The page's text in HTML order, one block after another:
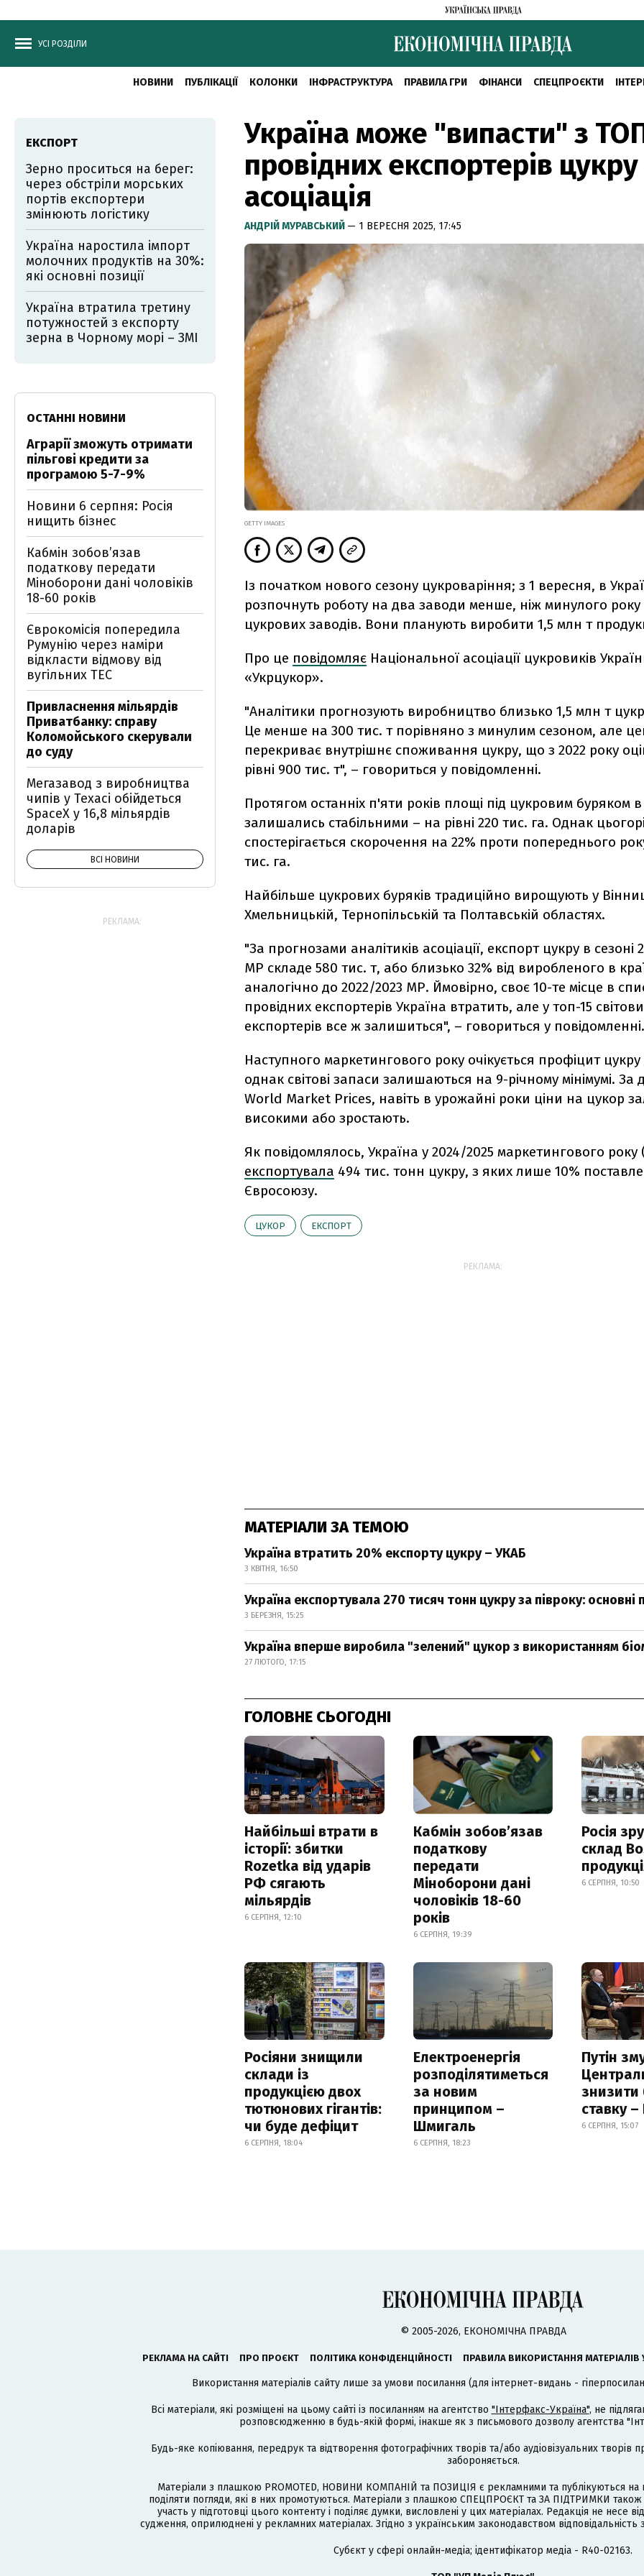
УСІ РОЗДІЛИ
НОВИНИ ПУБЛІКАЦІЇ КОЛОНКИ ІНФРАСТРУКТУРА ПРАВИЛА ГРИ ФІНАНСИ СПЕЦПРОЄКТИ
Україна може "випасти" з
провідних експортерів цукру
асоціація
АНДРІЙ МУРАВСЬКИЙ — 1 ВЕРЕСНЯ 2025, 17:45
GETTY IMAGES
Із початком нового сезону цукроваріння; з 1 вересня, в
розпочнуть роботу на два заводи менше, ніж минулого року
цукрових заводів. Вони планують виробити 1,5 млн т
Про це повідомляє Національної асоціації цукровиків
«Укрцукор».
"Аналітики прогнозують виробництво близько 1,5 млн т
Це менше на 300 тис. т порівняно з минулим сезоном, але
перекриває внутрішнє споживання цукру, що з 2022 року
рівні 900 тис. т", – говориться у повідомленні.
Протягом останніх п'яти років площі під цукровим буряком в
залишались стабільними – на рівні 220 тис. га. Однак
спостерігається скорочення на 22% проти попереднього
тис. га.
Найбільше цукрових буряків традиційно вирощують у
Хмельницькій, Тернопільській та Полтавській областях.
"За прогнозами аналітиків асоціації, експорт цукру в сезоні
МР складе 580 тис. т, або близько 32% від виробленого в
аналогічно до 2022/2023 МР. Ймовірно, своє 10-те місце в
провідних експортерів Україна втратить, але у топ-15
експортерів все ж залишиться", – говориться у повідомленні.
Наступного маркетингового року очікується профіцит
однак світові запаси залишаються на 9-річному мінімумі. За
World Market Prices, навіть в урожайні роки ціни на цукор
високими або зростають.
Як повідомлялось, Україна у 2024/2025 маркетингового
експортувала 494 тис. тонн цукру, з яких лише 10%
Євросоюзу.
ЦУКОР ЕКСПОРТ
РЕКЛАМА:
МАТЕРІАЛИ ЗА ТЕМОЮ
Україна втратить 20% експорту цукру – УКАБ
3 КВІТНЯ, 16:50
Україна експортувала 270 тисяч тонн цукру за півроку: основні
3 БЕРЕЗНЯ, 15:25
Україна вперше виробила "зелений" цукор з використанням
27 ЛЮТОГО, 17:15
ГОЛОВНЕ СЬОГОДНІ
Найбільші втрати в
історії: збитки
Rozetka від ударів
РФ сягають
мільярдів
6 СЕРПНЯ, 12:10
Кабмін зобовʼязав
податкову
передати
Міноборони дані
чоловіків 18-60
років
6 СЕРПНЯ, 19:39
Росія
склад
6 СЕРПНЯ, 10:50
Росіяни знищили
склади із
продукцією двох
тютюнових гігантів:
чи буде дефіцит
6 СЕРПНЯ, 18:04
Електроенергія
розподілятиметься
за новим
принципом –
Шмигаль
6 СЕРПНЯ, 18:23
Путін
знизити
ставку
6 СЕРПНЯ, 15:07
ЕКСПОРТ
Зерно проситься на берег:
через обстріли морських
портів експортери
змінюють логістику
Україна наростила імпорт
молочних продуктів на 30%:
які основні позиції
Україна втратила третину
потужностей з експорту
зерна в Чорному морі – ЗМІ
ОСТАННІ НОВИНИ
Аграрії зможуть отримати
пільгові кредити за
програмою 5-7-9%
Новини 6 серпня: Росія
нищить бізнес
Кабмін зобовʼязав
податкову передати
Міноборони дані чоловіків
18-60 років
Єврокомісія попередила
Румунію через наміри
відкласти відмову від
вугільних ТЕС
Привласнення мільярдів
Приватбанку: справу
Коломойського скерували
до суду
Мегазавод з виробництва
чипів у Техасі обійдеться
SpaceX у 16,8 мільярдів
доларів
ВСІ НОВИНИ
РЕКЛАМА:
© 2005-2026, ЕКОНОМІЧНА ПРАВДА
РЕКЛАМА НА САЙТІ ПРО ПРОЄКТ ПОЛІТИКА КОНФІДЕНЦІЙНОСТІ ПРАВИЛА ВИКОРИСТАННЯ МАТЕРІАЛІВ
Використання матеріалів сайту лише за умови посилання (для інтернет-видань -
Всі матеріали, які розміщені на цьому сайті із посиланням на агентство "Інтерфакс-Україна", не
розповсюдженню в будь-якій формі, інакше як з письмового дозволу агентства
Будь-яке копіювання, передрук та відтворення фотографічних творів та/або аудіовізуальних
забороняється.
Матеріали з плашкою PROMOTED, НОВИНИ КОМПАНІЙ та ПОЗИЦІЯ є рекламними та публікуються на
поділяти погляди, які в них промотуються. Матеріали з плашкою СПЕЦПРОЄКТ та ЗА ПІДТРИМКИ
участь у підготовці цього контенту і поділяє думки, висловлені у цих матеріалах. Редакція не несе
судження, оприлюднені у рекламних матеріалах. Згідно з українським законодавством
Cубєкт у сфері онлайн-медіа; ідентифікатор медіа - R40-02163.